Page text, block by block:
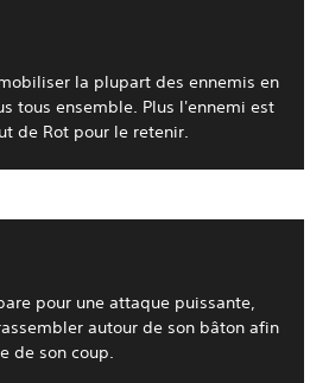
la plupart des ennemis en
tous ensemble. Plus l'ennemi est
de Rot pour le retenir.
pour une attaque puissante,
autour de son bâton afin
de son coup.